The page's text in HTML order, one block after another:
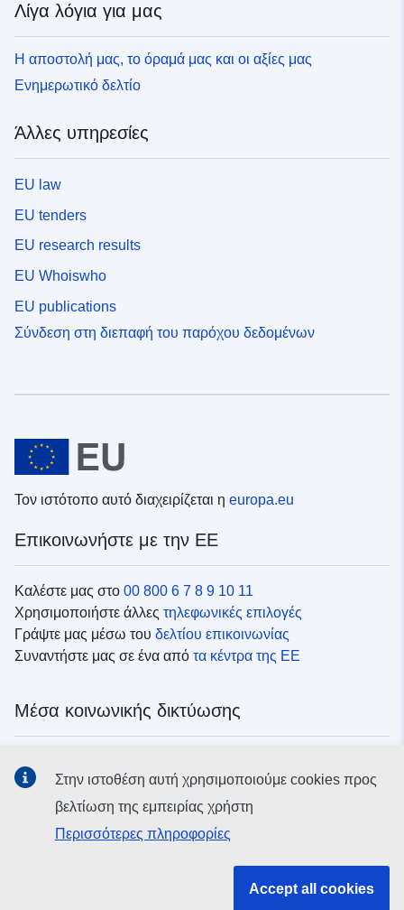
Λίγα λόγια για μας
Η αποστολή μας, το όραμά μας και οι αξίες μας
Ενημερωτικό δελτίο
Άλλες υπηρεσίες
EU law
EU tenders
EU research results
EU Whoiswho
EU publications
Σύνδεση στη διεπαφή του παρόχου δεδομένων
Τον ιστότοπο αυτό διαχειρίζεται η europa.eu
Επικοινωνήστε με την ΕΕ
Καλέστε μας στο 00 800 6 7 8 9 10 11
Χρησιμοποιήστε άλλες τηλεφωνικές επιλογές
Γράψτε μας μέσω του δελτίου επικοινωνίας
Συναντήστε μας σε ένα από τα κέντρα της ΕΕ
Μέσα κοινωνικής δικτύωσης
δικτύωσηςΣτην ιστοθέση αυτή χρησιμοποιούμε cookies προς
βελτίωση της εμπειρίας χρήστη
Περισσότερες πληροφορίες
Accept all cookies